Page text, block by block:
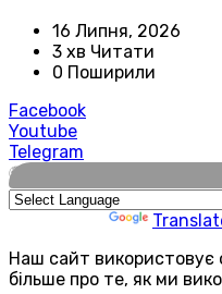
16 Липня, 2026
3 хв Читати
0 Поширили
Facebook
Youtube
Telegram
🌍
Наш сайт використовує
більше про те, як ми